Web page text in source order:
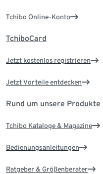
Tchibo Online-Konto
TchiboCard
Jetzt kostenlos registrieren
Jetzt Vorteile entdecken
Rund um unsere Produkte
Tchibo Kataloge & Magazine
Bedienungsanleitungen
Ratgeber & Größenberater